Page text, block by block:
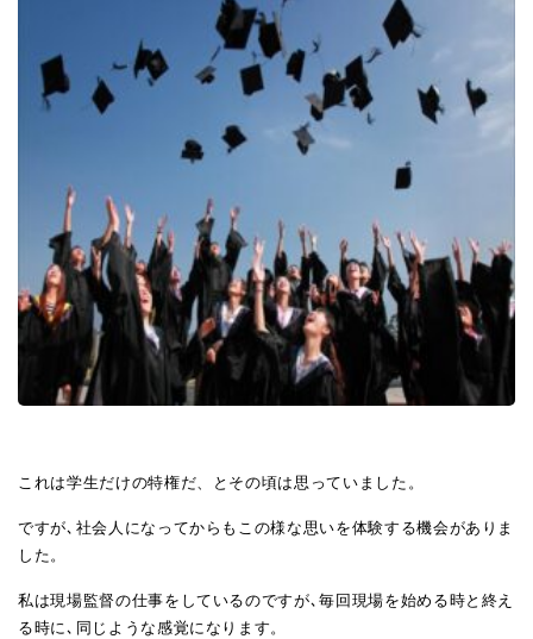
これは学生だけの特権だ、とその頃は思っていました。
ですが､社会人になってからもこの様な思いを体験する機会がありま
した。
私は現場監督の仕事をしているのですが､毎回現場を始める時と終え
る時に､同じような感覚になります。